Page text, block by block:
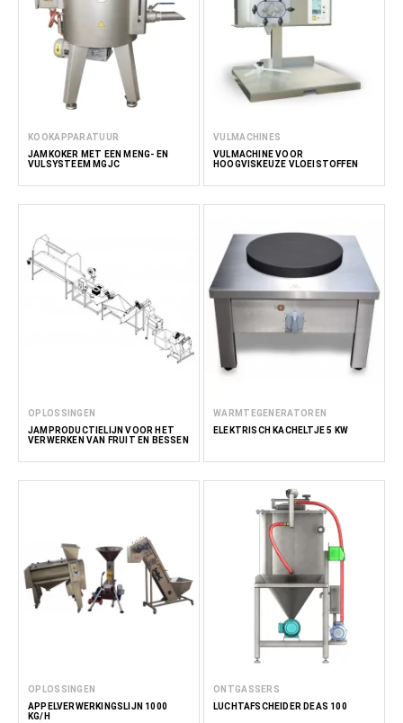
KOOKAPPARATUUR
JAMKOKER MET EEN MENG- EN
VULSYSTEEM MGJC
VULMACHINES
VULMACHINE VOOR
HOOGVISKEUZE VLOEISTOFFEN
OPLOSSINGEN
JAMPRODUCTIELIJN VOOR HET
VERWERKEN VAN FRUIT EN BESSEN
WARMTEGENERATOREN
ELEKTRISCH KACHELTJE 5 KW
OPLOSSINGEN
APPELVERWERKINGSLIJN 1000
KG/H
ONTGASSERS
LUCHTAFSCHEIDER DEAS 100